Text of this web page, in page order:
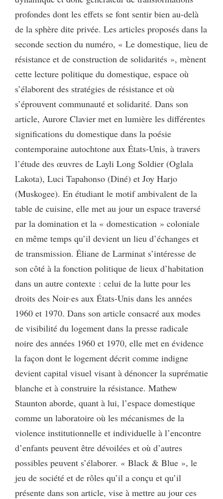
profondes dont les effets se font sentir bien au-delà
de la sphère dite privée. Les articles proposés dans la
seconde section du numéro, « Le domestique, lieu de
résistance et de construction de solidarités », mènent
cette lecture politique du domestique, espace où
s’élaborent des stratégies de résistance et où
s’éprouvent communauté et solidarité. Dans son
article, Aurore Clavier met en lumière les différentes
significations du domestique dans la poésie
contemporaine autochtone aux États-Unis, à travers
l’étude des œuvres de Layli Long Soldier (Oglala
Lakota), Luci Tapahonso (Diné) et Joy Harjo
(Muskogee). En étudiant le motif ambivalent de la
table de cuisine, elle met au jour un espace traversé
par la domination et la « domestication » coloniale
en même temps qu’il devient un lieu d’échanges et
de transmission. Éliane de Larminat s’intéresse de
son côté à la fonction politique de lieux d’habitation
dans un autre contexte : celui de la lutte pour les
droits des Noir·es aux États-Unis dans les années
1960 et 1970. Dans son article consacré aux modes
de visibilité du logement dans la presse radicale
noire des années 1960 et 1970, elle met en évidence
la façon dont le logement décrit comme indigne
devient capital visuel visant à dénoncer la suprématie
blanche et à construire la résistance. Mathew
Staunton aborde, quant à lui, l’espace domestique
comme un laboratoire où les mécanismes de la
violence institutionnelle et individuelle à l’encontre
d’enfants peuvent être dévoilées et où d’autres
possibles peuvent s’élaborer. « Black & Blue », le
jeu de société et de rôles qu’il a conçu et qu’il
présente dans son article, vise à mettre au jour ces